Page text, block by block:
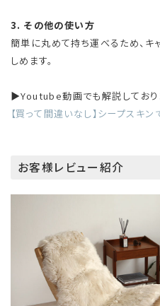
3. その他の使い方
簡単に丸めて持ち運べるため、
しめます。
▶Youtube動画でも解説しており
【買って間違いなし】シープスキ
お客様レビュー紹介